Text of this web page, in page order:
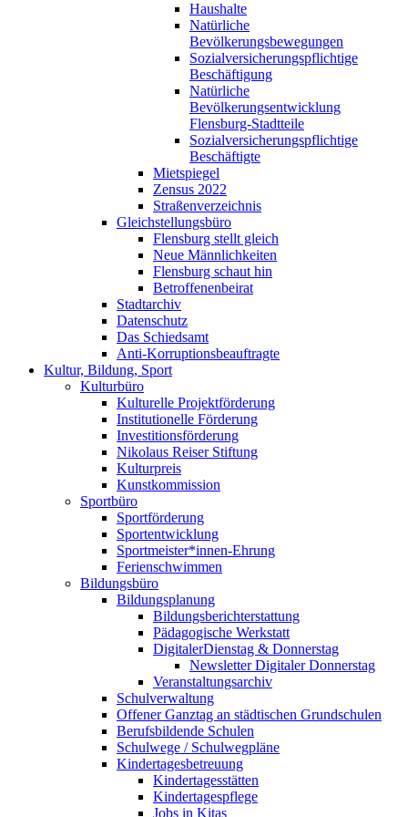
Haushalte
Natürliche
Bevölkerungsbewegungen
Sozialversicherungspflichtige
Beschäftigung
Natürliche
Bevölkerungsentwicklung
Flensburg-Stadtteile
Sozialversicherungspflichtige
Beschäftigte
Mietspiegel
Zensus 2022
Straßenverzeichnis
Gleichstellungsbüro
Flensburg stellt gleich
Neue Männlichkeiten
Flensburg schaut hin
Betroffenenbeirat
Stadtarchiv
Datenschutz
Das Schiedsamt
Anti-Korruptionsbeauftragte
Kultur, Bildung, Sport
Kulturbüro
Kulturelle Projektförderung
Institutionelle Förderung
Investitionsförderung
Nikolaus Reiser Stiftung
Kulturpreis
Kunstkommission
Sportbüro
Sportförderung
Sportentwicklung
Sportmeister*innen-Ehrung
Ferienschwimmen
Bildungsbüro
Bildungsplanung
Bildungsberichterstattung
Pädagogische Werkstatt
DigitalerDienstag & Donnerstag
Newsletter Digitaler Donnerstag
Veranstaltungsarchiv
Schulverwaltung
Offener Ganztag an städtischen Grundschulen
Berufsbildende Schulen
Schulwege / Schulwegpläne
Kindertagesbetreuung
Kindertagesstätten
Kindertagespflege
Jobs in Kitas